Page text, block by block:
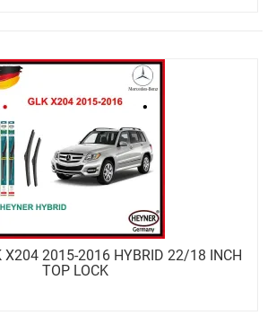
X204 2015-2016 HYBRID 22/18 INCH
TOP LOCK